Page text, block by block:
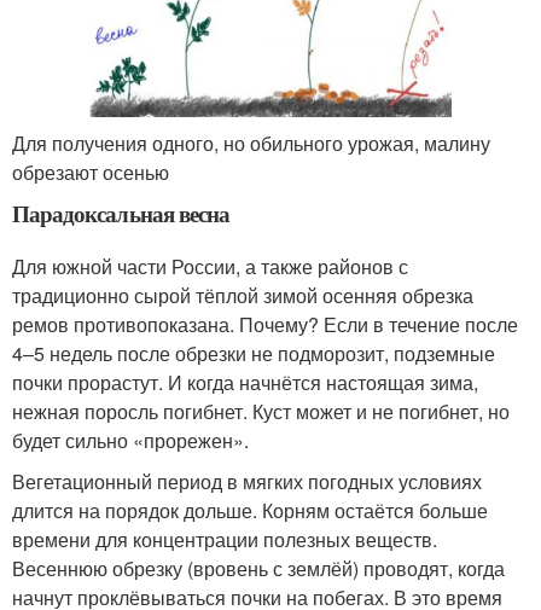
Для получения одного, но обильного урожая, малину
обрезают осенью
Парадоксальная весна
Для южной части России, а также районов с
традиционно сырой тёплой зимой осенняя обрезка
ремов противопоказана. Почему? Если в течение после
4–5 недель после обрезки не подморозит, подземные
почки прорастут. И когда начнётся настоящая зима,
нежная поросль погибнет. Куст может и не погибнет, но
будет сильно «прорежен».
Вегетационный период в мягких погодных условиях
длится на порядок дольше. Корням остаётся больше
времени для концентрации полезных веществ.
Весеннюю обрезку (вровень с землёй) проводят, когда
начнут проклёвываться почки на побегах. В это время